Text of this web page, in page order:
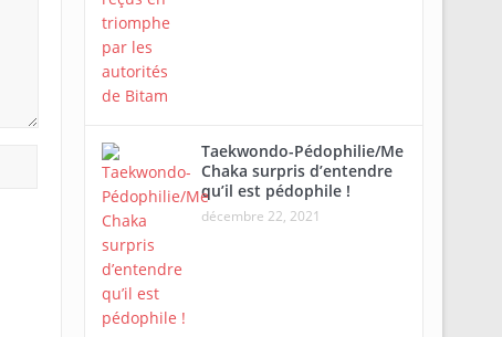
Taekwondo-Pédophilie/Me
Chaka surpris d’entendre
qu’il est pédophile !
décembre 22, 2021